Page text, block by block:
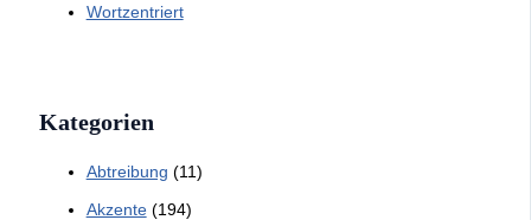
Wortzentriert
Kategorien
Abtreibung (11)
Akzente(194)